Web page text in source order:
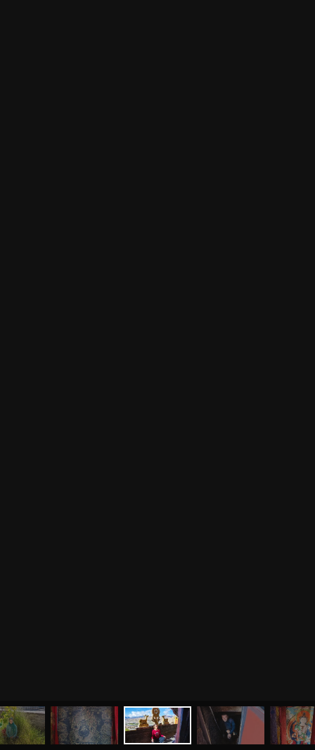
ЙОГА СЕМИНАРЫ МЕНЮ МАГАЗИН